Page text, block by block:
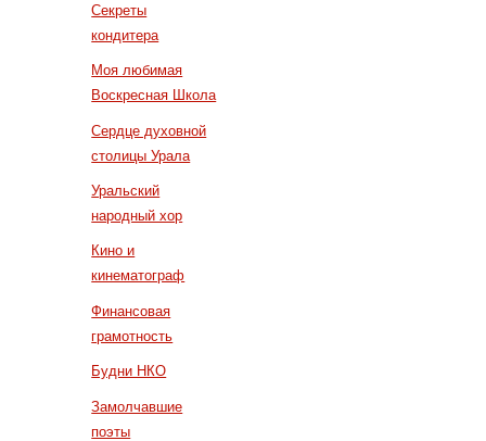
Секреты
кондитера
Моя любимая
Воскресная Школа
Сердце духовной
столицы Урала
Уральский
народный хор
Кино и
кинематограф
Финансовая
грамотность
Будни НКО
Замолчавшие
поэты